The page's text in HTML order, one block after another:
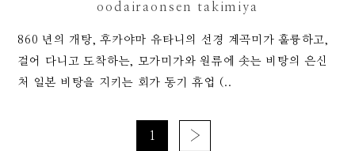
oodairaonsen takimiya
860 년의 개탕, 후카야마 유타니의 선경 계곡미가 훌륭하고,
걸어 다니고 도착하는, 모가미가와 원류에 솟는 비탕의 은신
처 일본 비탕을 지키는 회가 동기 휴업 (..
1 ›